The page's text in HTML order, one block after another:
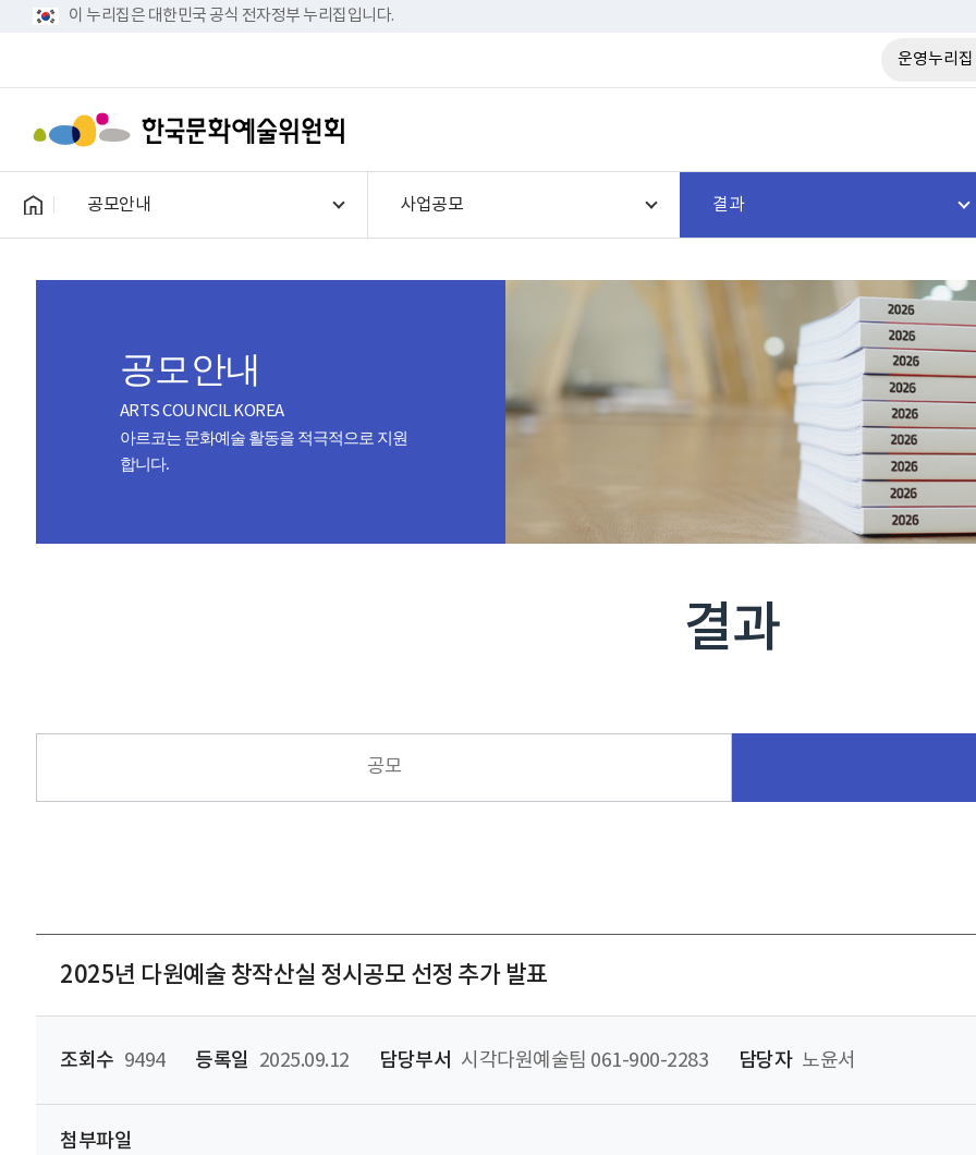
이 누리집은 대한민국 공식 전자정부 누리집입니다.
운영누리집
공모안내 사업공모 결과
공모안내
ARTS COUNCIL KOREA
아르코는 문화예술 활동을 적극적으로 지원
합니다.
결과
공모
2025년 다원예술 창작산실 정시공모 선정 추가 발표
조회수 9494 등록일 2025.09.12 담당부서 시각다원예술팀 061-900-2283 담당자 노윤서
첨부파일